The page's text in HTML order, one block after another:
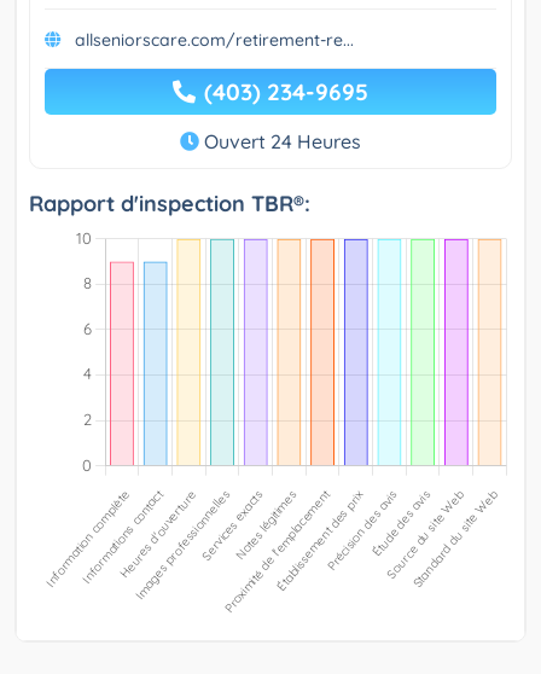
allseniorscare.com/retirement-re...
(403) 234-9695
Ouvert 24 Heures
Rapport d'inspection TBR®: